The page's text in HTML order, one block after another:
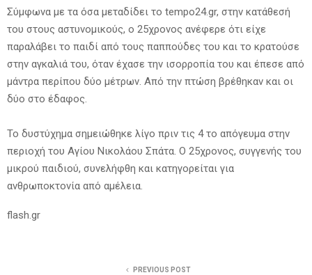
Σύμφωνα με τα όσα μεταδίδει το tempo24.gr, στην κατάθεσή
του στους αστυνομικούς, ο 25χρονος ανέφερε ότι είχε
παραλάβει το παιδί από τους παππούδες του και το κρατούσε
στην αγκαλιά του, όταν έχασε την ισορροπία του και έπεσε από
μάντρα περίπου δύο μέτρων. Από την πτώση βρέθηκαν και οι
δύο στο έδαφος.
Το δυστύχημα σημειώθηκε λίγο πριν τις 4 το απόγευμα στην
περιοχή του Αγίου Νικολάου Σπάτα. Ο 25χρονος, συγγενής του
μικρού παιδιού, συνελήφθη και κατηγορείται για
ανθρωποκτονία από αμέλεια.
flash.gr
PREVIOUS POST